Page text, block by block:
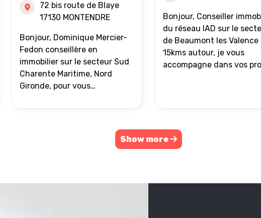
72 bis route de Blaye
17130 MONTENDRE
Bonjour, Dominique Mercier-
Fedon conseillère en
immobilier sur le secteur Sud
Charente Maritime, Nord
Gironde, pour vous
projets immobiliers.
Bonjour, Conseiller immobilier
du réseau IAD sur le
de Beaumont les Valence
15kms autour, je vous
accompagne dans vos
Show more